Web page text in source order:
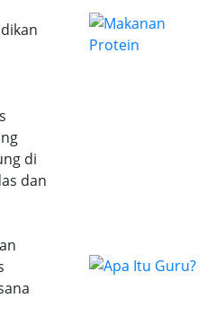
di
dan